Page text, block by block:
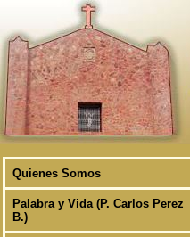
Quienes Somos
Palabra y Vida (P. Carlos Perez
B.)